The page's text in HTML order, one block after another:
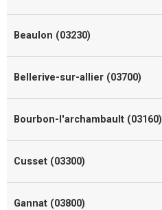
Beaulon (03230)
Bellerive-sur-allier (03700)
Bourbon-l'archambault (03160)
Cusset (03300)
Gannat (03800)